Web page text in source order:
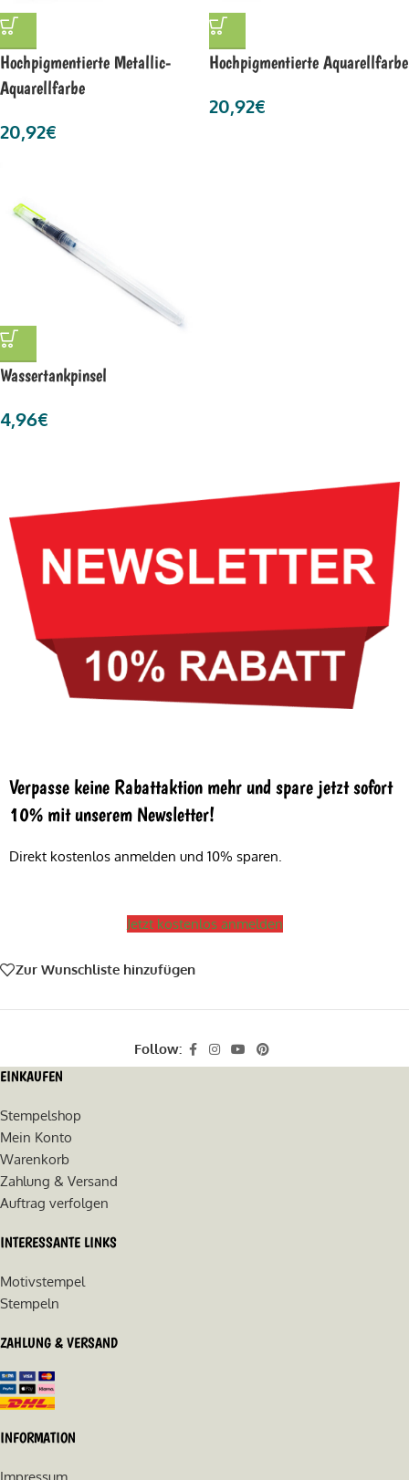
Hochpigmentierte Metallic-
Aquarellfarbe
20,92€
Hochpigmentierte Aquarellfarbe
20,92€
Wassertankpinsel
4,96€
Verpasse keine Rabattaktion mehr und spare jetzt sofort
10% mit unserem Newsletter!
Direkt kostenlos anmelden und 10% sparen.
Jetzt kostenlos anmelden
Zur Wunschliste hinzufügen
Follow:
EINKAUFEN
Stempelshop
Mein Konto
Warenkorb
Zahlung & Versand
Auftrag verfolgen
INTERESSANTE LINKS
Motivstempel
Stempeln
ZAHLUNG & VERSAND
INFORMATION